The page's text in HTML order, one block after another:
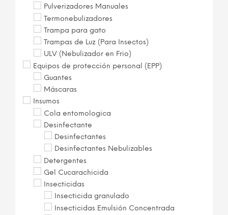
Pulverizadores Manuales
Termonebulizadores
Trampa para gato
Trampas de Luz (Para Insectos)
ULV (Nebulizador en Frio)
Equipos de protección personal (EPP)
Guantes
Máscaras
Insumos
Cola entomologica
Desinfectante
Desinfectantes
Desinfectantes Nebulizables
Detergentes
Gel Cucarachicida
Insecticidas
Insecticida granulado
Insecticidas Emulsión Concentrada